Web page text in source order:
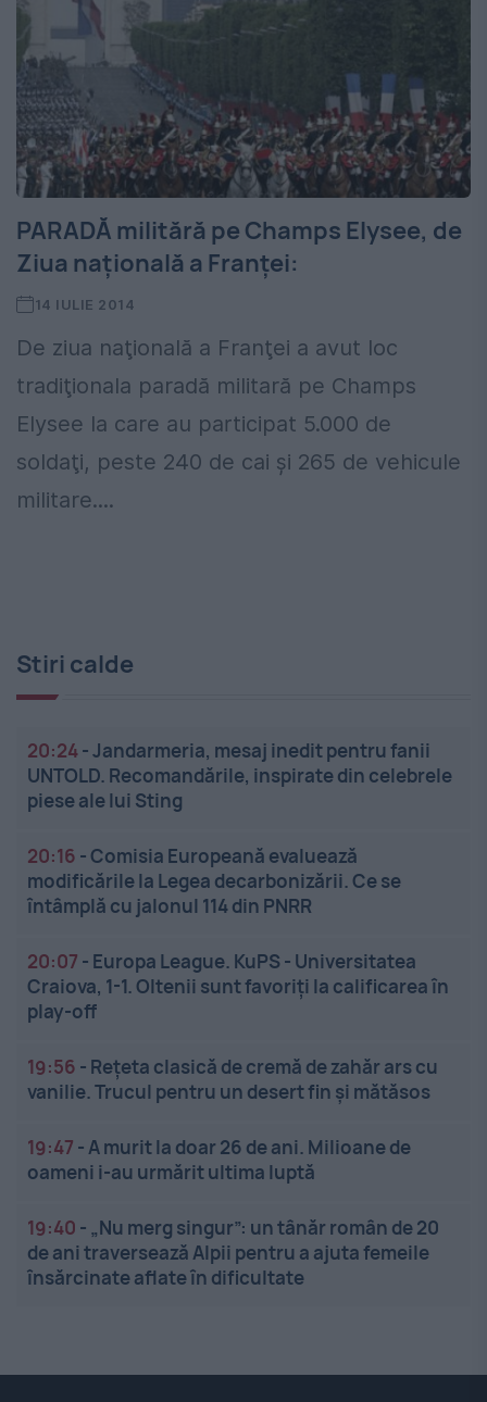
PARADĂ militără pe Champs Elysee, de
Ziua naţională a Franţei:
14 IULIE 2014
De ziua naţională a Franţei a avut loc
tradiţionala paradă militară pe Champs
Elysee la care au participat 5.000 de
soldaţi, peste 240 de cai şi 265 de vehicule
militare....
Stiri calde
20:24-Jandarmeria, mesaj inedit pentru fanii
UNTOLD. Recomandările, inspirate din celebrele
piese ale lui Sting
20:16 -Comisia Europeană evaluează
modificările la Legea decarbonizării. Ce se
întâmplă cu jalonul 114 din PNRR
20:07 - Europa League. KuPS - Universitatea
Craiova, 1-1. Oltenii sunt favoriți la calificarea în
play-off
19:56 - Rețeta clasică de cremă de zahăr ars cu
vanilie. Trucul pentru un desert fin și mătăsos
19:47 - A murit la doar 26 de ani. Milioane de
oameni i-au urmărit ultima luptă
19:40 - „Nu merg singur”: un tânăr român de 20
de ani traversează Alpii pentru a ajuta femeile
însărcinate aflate în dificultate